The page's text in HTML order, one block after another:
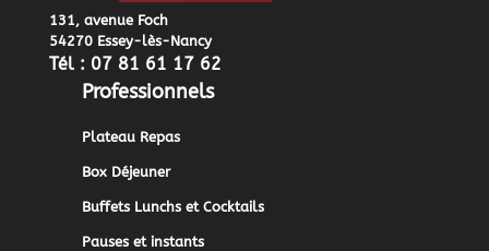
131, avenue Foch
54270 Essey-lès-Nancy
Tél : 07 81 61 17 62
Professionnels
Plateau Repas
Box Déjeuner
Buffets Lunchs et Cocktails
Pauses et instants